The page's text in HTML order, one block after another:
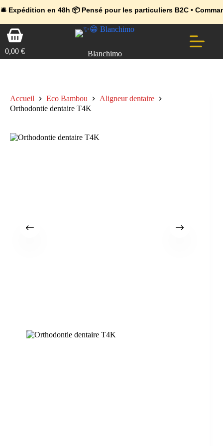
en 48h 📦 Pensé pour les particuliers B2C • Commande
🔥 Déjà adopté par les pros 👉 Passez en Espace Pro B2B 📦
💼 Offres réservées aux professionnels 🚀 Rejoignez l’Espace Pro
PasserPanier
d’achat
0,00 € Blanchimo
Accueil Eco Bambou
Aligneur dentaire
Orthodontie dentaire T4K